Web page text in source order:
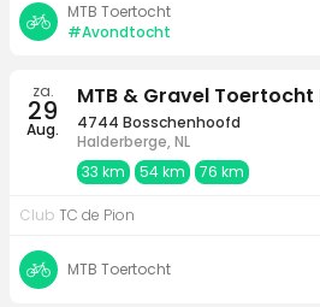
MTB Toertocht
#Avondtocht
za.
29
Aug.
4744 Bosschenhoofd
Halderberge, NL
33 km
54 km 76 km
Club TC de Pion
MTB Toertocht